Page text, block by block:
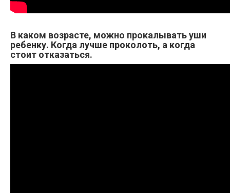
В каком возрасте, можно прокалывать уши
ребенку. Когда лучше проколоть, а когда
стоит отказаться.